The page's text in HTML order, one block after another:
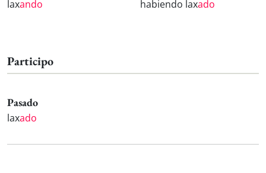
laxando habiendo laxado
Participo
Pasado
laxado